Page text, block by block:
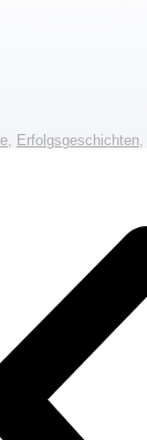
Erfolgsgeschichten